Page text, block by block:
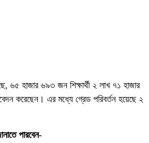
৬৫ হাজার ৬৯৩ জন শিক্ষার্থী ২ লাখ ৭১ হাজার
করেছেন। এর মধ্যে গ্রেড পরিবর্তন হয়েছে ২
পারবেন-